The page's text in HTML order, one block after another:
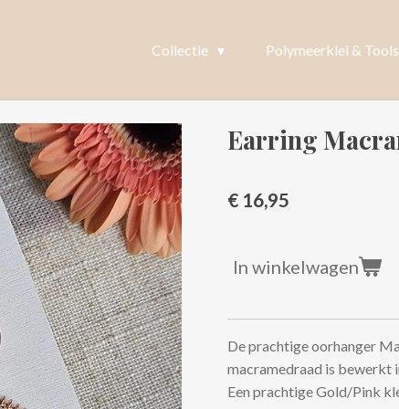
Collectie Polymeerklei & Tools
Earring
€ 16,95
In winkelwagen
De prachtige oorhanger
macramedraad is bewerkt
Een prachtige Gold/Pink